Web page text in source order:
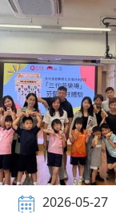
2026-05-27